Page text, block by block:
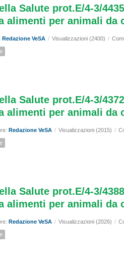
Salute prot.E/4-3/
alimenti per animali da
Redazione VeSA / Visualizzazioni (2400) /
Salute prot.E/4-3/
alimenti per animali da
Redazione VeSA / Visualizzazioni (2015) /
Salute prot.E/4-3/
alimenti per animali da
Redazione VeSA / Visualizzazioni (2026) /